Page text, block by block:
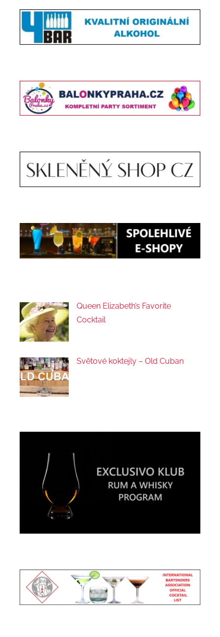
Queen Elizabeth’s Favorite
Cocktail
Světové koktejly – Old Cuban